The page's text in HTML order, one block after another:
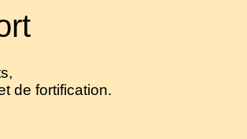
de fortification.